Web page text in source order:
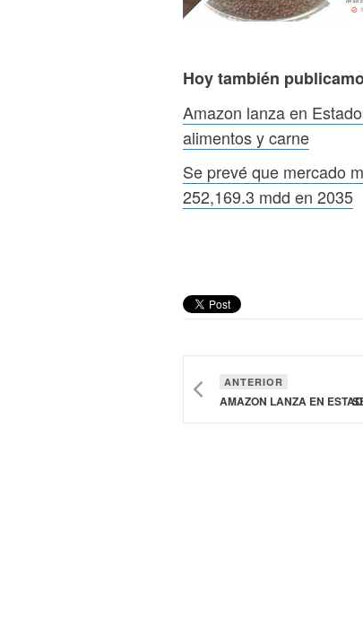
Hoy también
Amazon lanza en
alimentos y carne
Se prevé que mercado
252,169.3 mdd en 2035
ANTERIOR